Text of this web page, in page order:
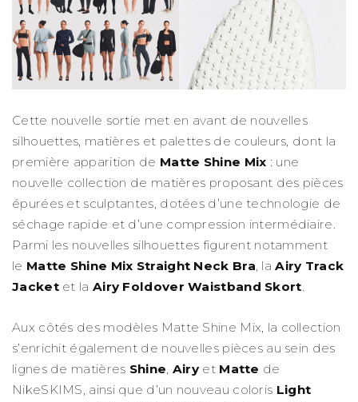
Cette nouvelle sortie met en avant de nouvelles
silhouettes, matières et palettes de couleurs, dont la
première apparition de Matte Shine Mix : une
nouvelle collection de matières proposant des pièces
épurées et sculptantes, dotées d’une technologie de
séchage rapide et d’une compression intermédiaire.
Parmi les nouvelles silhouettes figurent notamment
le Matte Shine Mix Straight Neck Bra, laAiry Track
Jacketet la Airy Foldover Waistband Skort.
Aux côtés des modèles Matte Shine Mix, la collection
s’enrichit également de nouvelles pièces au sein des
lignes de matières Shine, Airy et Matte de
NikeSKIMS, ainsi que d’un nouveau coloris Light